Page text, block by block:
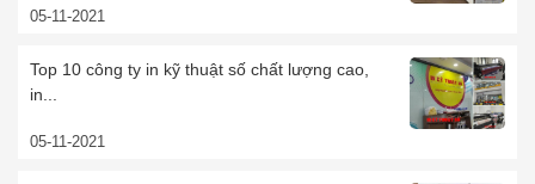
05-11-2021
Top 10 công ty in kỹ thuật số chất lượng cao,
in...
05-11-2021